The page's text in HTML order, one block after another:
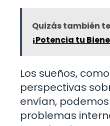
Quizás también
¡Potencia tu
Los sueños,
perspectivas
envían,
problemas